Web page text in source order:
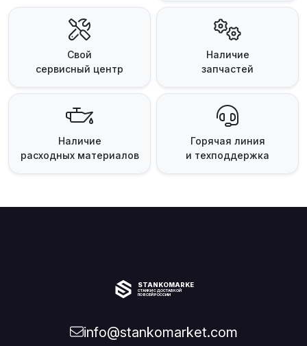
Свой
сервисный центр
Наличие
запчастей
Наличие
расходных материалов
Горячая линия
и техподдержка
STANKOMARKET
СТАНКИ С ДОСТАВКОЙ
ПО ВСЕЙ РОССИИ
info@stankomarket.com